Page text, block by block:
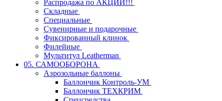
Распродажа по АКЦИИ!!!
Складные
Специальные
Сувенирные и подарочные
Фиксированный клинок
Филейные
Мультитул Leatherman
05. САМООБОРОНА
Аэрозольные баллоны
Баллончик Контроль-УМ
Баллончик ТЕХКРИМ